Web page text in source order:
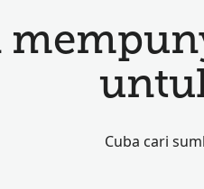
Cuba cari